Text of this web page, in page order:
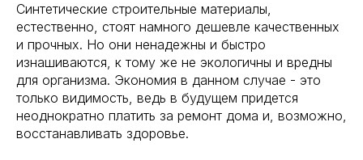
Синтетические строительные материалы,
естественно, стоят намного дешевле качественных
и прочных. Но они ненадежны и быстро
изнашиваются, к тому же не экологичны и вредны
для организма. Экономия в данном случае - это
только видимость, ведь в будущем придется
неоднократно платить за ремонт дома и, возможно,
восстанавливать здоровье.